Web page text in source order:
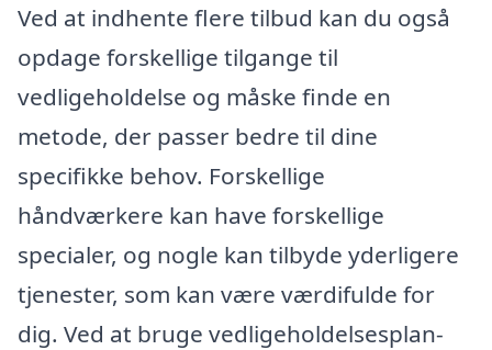
Ved at indhente flere tilbud kan du også
opdage forskellige tilgange til
vedligeholdelse og måske finde en
metode, der passer bedre til dine
specifikke behov. Forskellige
håndværkere kan have forskellige
specialer, og nogle kan tilbyde yderligere
tjenester, som kan være værdifulde for
dig. Ved at bruge vedligeholdelsesplan-